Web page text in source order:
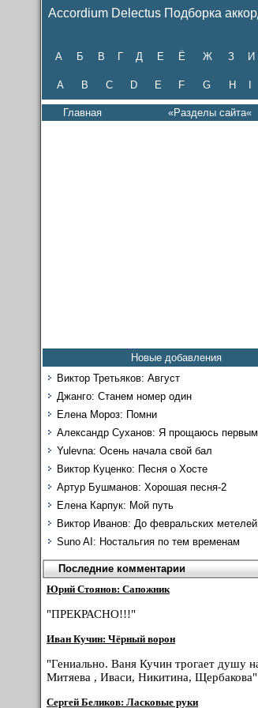
Accordium Delectus Подборка
А Б В Г Д Е Ё Ж З И
A B C D E F G H
Главная «Разделы сайта«
Новые добавления
Виктор Третьяков: Август
Джанго: Станем номер один
Елена Мороз: Помни
Александр Суханов: Я прощаюсь первым
Yulevna: Осень начала свой бал
Виктор Куценко: Песня о Хосте
Артур Бушманов: Хорошая песня-2
Елена Карпук: Мой путь
Виктор Иванов: До февральских метелей
Suno AI: Ностальгия по тем временам
Последние комментарии
Юрий Стоянов: Сапожник
"ПРЕКРАСНО!!!"
Иван Кучин: Чёрный ворон
"Гениально. Ваня Кучин трогает душу
Митяева , Иваси, Никитина, Щербакова"
Сергей Беликов: Ласковые руки